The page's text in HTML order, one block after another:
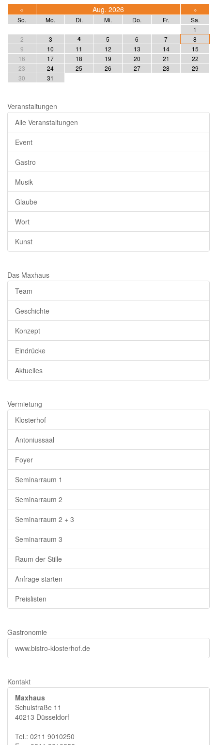
« Aug. 2026 »
So. Mo. Di. Mi. Do. Fr.
Sa.
1
2
3 4 5 6 7
8
9
10 11 12 13 14
15
16
17 18 19 20 21
22
23
24 25 26 27 28
29
30
31
Veranstaltungen
Alle Veranstaltungen
Event
Gastro
Musik
Glaube
Wort
Kunst
Das Maxhaus
Team
Geschichte
Konzept
Eindrücke
Aktuelles
Vermietung
Klosterhof
Antoniussaal
Foyer
Seminarraum 1
Seminarraum 2
Seminarraum 2 + 3
Seminarraum 3
Raum der Stille
Anfrage starten
Preislisten
Gastronomie
www.bistro-klosterhof.de
Kontakt
Maxhaus
Schulstraße 11
40213 Düsseldorf
Tel.: 0211 9010250